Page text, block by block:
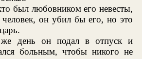
был любовником его невесты,
он убил бы его, но это
день он подал в отпуск и
больным, чтобы никого не